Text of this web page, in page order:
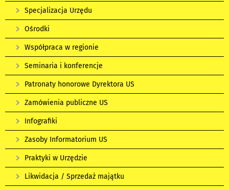
Specjalizacja Urzędu
Ośrodki
Współpraca w regionie
Seminaria i konferencje
Patronaty honorowe Dyrektora US
Zamówienia publiczne US
Infografiki
Zasoby Informatorium US
Praktyki w Urzędzie
Likwidacja / Sprzedaż majątku